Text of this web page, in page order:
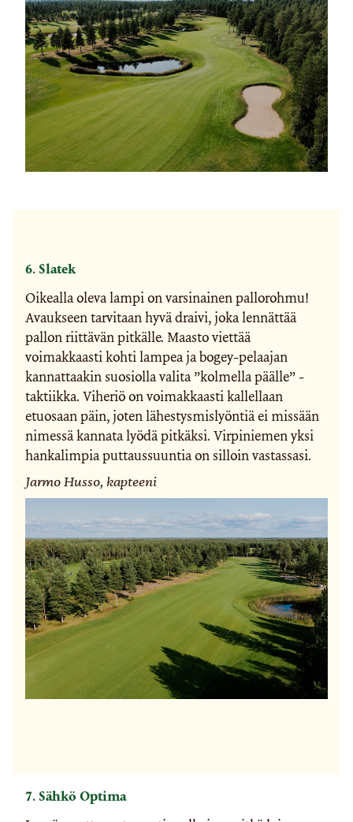
6. Slatek
Oikealla oleva lampi on varsinainen pallorohmu!
Avaukseen tarvitaan hyvä draivi, joka lennättää
pallon riittävän pitkälle. Maasto viettää
voimakkaasti kohti lampea ja bogey-pelaajan
kannattaakin suosiolla valita ”kolmella päälle” -
taktiikka. Viheriö on voimakkaasti kallellaan
etuosaan päin, joten lähestysmislyöntiä ei missään
nimessä kannata lyödä pitkäksi. Virpiniemen yksi
hankalimpia puttaussuuntia on silloin vastassasi.
Jarmo Husso, kapteeni
7. Sähkö Optima